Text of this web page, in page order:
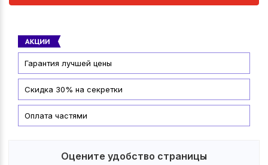
Гарантия лучшей цены
Скидка 30% на секретки
Оплата частями
Оцените удобство страницы